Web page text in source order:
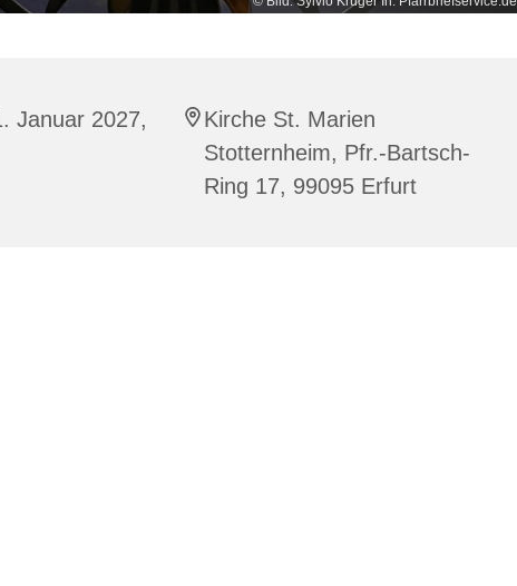
Januar 2027,
Kirche St. Marien
Stotternheim, Pfr.-Bartsch-
Ring 17, 99095 Erfurt